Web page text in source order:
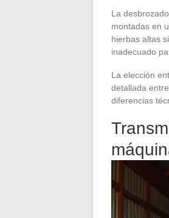
La
montadas en
hierbas altas
inadecuado
La elección
detallada
diferencias